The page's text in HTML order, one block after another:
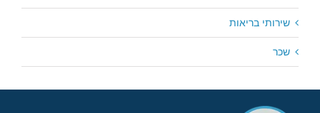
שירותי בריאות
שכר